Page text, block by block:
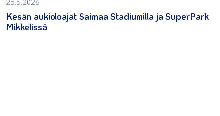
Kesän aukioloajat Saimaa Stadiumilla ja SuperPark
Mikkelissä